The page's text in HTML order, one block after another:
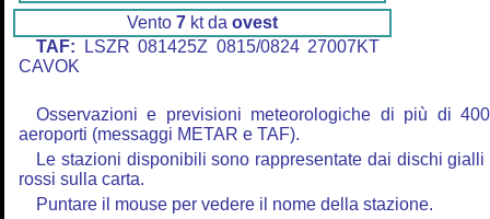
Vento 7 kt da ovest
TAF: LSZR 081425Z 0815/0824 27007KT
CAVOK
Osservazioni e previsioni meteorologiche di più di
aeroporti (messaggi METAR e TAF).
Le stazioni disponibili sono rappresentate dai dischi gialli
rossi sulla carta.
Puntare il mouse per vedere il nome della stazione.